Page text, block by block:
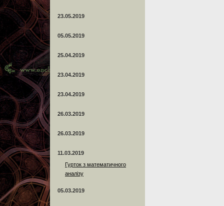
23.05.2019
05.05.2019
25.04.2019
23.04.2019
23.04.2019
26.03.2019
26.03.2019
11.03.2019
Гурток з математичного
аналізу
05.03.2019